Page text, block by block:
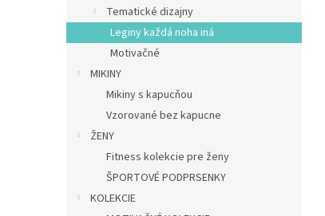
Tematické dizajny
Leginy každá noha iná
Motivačné
MIKINY
Mikiny s kapucňou
Vzorované bez kapucne
ŽENY
Fitness kolekcie pre ženy
ŠPORTOVÉ PODPRSENKY
KOLEKCIE